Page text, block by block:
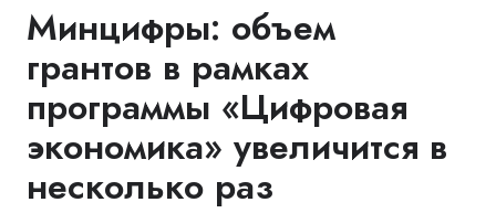
Минцифры: объем
грантов в рамках
программы «Цифровая
экономика» увеличится в
несколько раз